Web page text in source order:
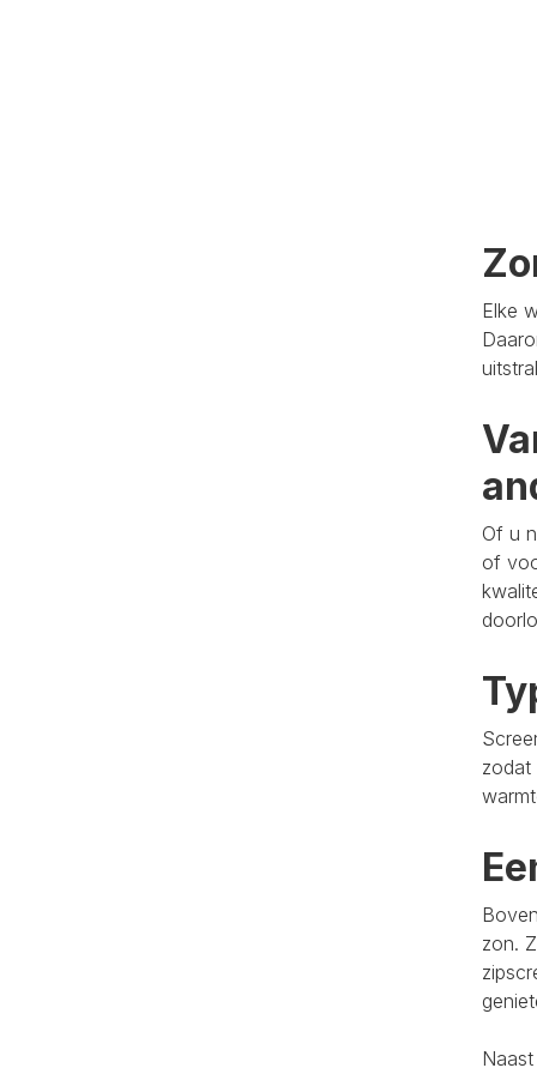
Elke
Of u
of
zodat
zon.